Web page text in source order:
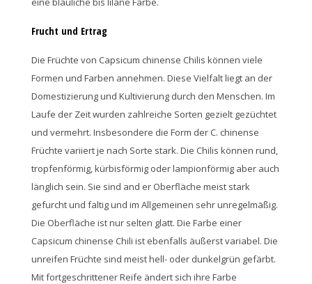
Frucht und Ertrag
Die Früchte von Capsicum chinense Chilis können viele
Formen und Farben annehmen. Diese Vielfalt liegt an der
Domestizierung und Kultivierung durch den Menschen. Im
Laufe der Zeit wurden zahlreiche Sorten gezielt gezüchtet
und vermehrt. Insbesondere die Form der C. chinense
Früchte variiert je nach Sorte stark. Die Chilis können rund,
tropfenförmig, kürbisförmig oder lampionförmig aber auch
länglich sein. Sie sind and er Oberfläche meist stark
gefurcht und faltig und im Allgemeinen sehr unregelmäßig.
Die Oberfläche ist nur selten glatt. Die Farbe einer
Capsicum chinense Chili ist ebenfalls äußerst variabel. Die
unreifen Früchte sind meist hell- oder dunkelgrün gefärbt.
Mit fortgeschrittener Reife ändert sich ihre Farbe